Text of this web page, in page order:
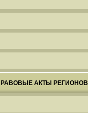
АКТЫ РЕГИОНОВ